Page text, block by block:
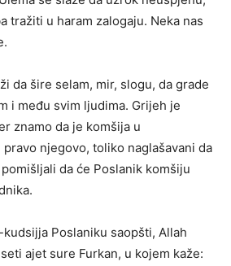
tražiti u haram zalogaju. Neka nas
da šire selam, mir, slogu, da grade
i među svim ljudima. Grijeh je
znamo da je komšija u
njegovo, toliko naglašavani da
da će Poslanik komšiju
Poslaniku saopšti, Allah
ajet sure Furkan, u kojem kaže: